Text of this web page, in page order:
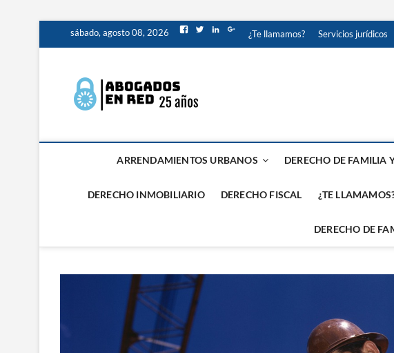
sábado, agosto 08, 2026 FacebookTwitterLinkedInGoogle+
¿Te llamamos? Servicios jurídicos
Abogados en
ARRENDAMIENTOS URBANOS DERECHO DE FAMILIA
DERECHO INMOBILIARIO DERECHO FISCAL ¿TE
DERECHO DE